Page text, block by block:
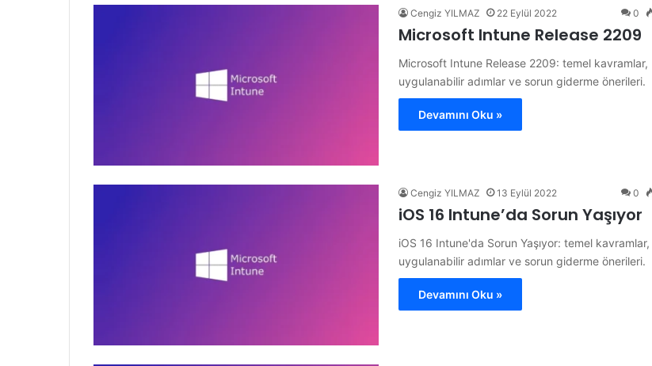
Cengiz YILMAZ 22 Eylül 2022 0
Microsoft Intune Release 2209
Microsoft Intune Release 2209: temel kavramlar,
uygulanabilir adımlar ve sorun giderme önerileri.
Devamını Oku »
Cengiz YILMAZ 13 Eylül 2022 0
iOS 16 Intune’da Sorun Yaşıyor
iOS 16 Intune'da Sorun Yaşıyor: temel kavramlar,
uygulanabilir adımlar ve sorun giderme önerileri.
Devamını Oku »